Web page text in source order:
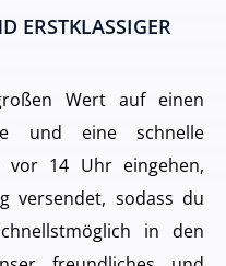
ERSTKLASSIGER
Wert auf einen
und eine schnelle
vor 14 Uhr eingehen,
versendet, sodass du
in den